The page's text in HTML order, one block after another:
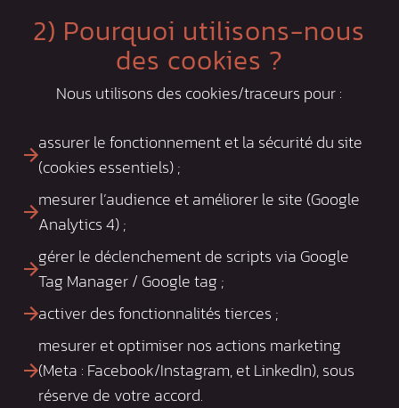
2) Pourquoi utilisons-nous
des cookies ?
Nous utilisons des cookies/traceurs pour :
assurer le fonctionnement et la sécurité du site
(cookies essentiels) ;
mesurer l’audience et améliorer le site (Google
Analytics 4) ;
gérer le déclenchement de scripts via Google
Tag Manager / Google tag ;
activer des fonctionnalités tierces ;
mesurer et optimiser nos actions marketing
(Meta : Facebook/Instagram, et LinkedIn), sous
réserve de votre accord.